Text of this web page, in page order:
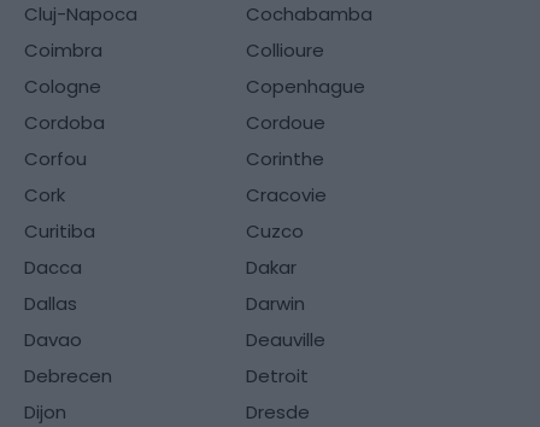
Cluj-Napoca
Cochabamba
Coimbra
Collioure
Cologne
Copenhague
Cordoba
Cordoue
Corfou
Corinthe
Cork
Cracovie
Curitiba
Cuzco
Dacca
Dakar
Dallas
Darwin
Davao
Deauville
Debrecen
Detroit
Dijon
Dresde